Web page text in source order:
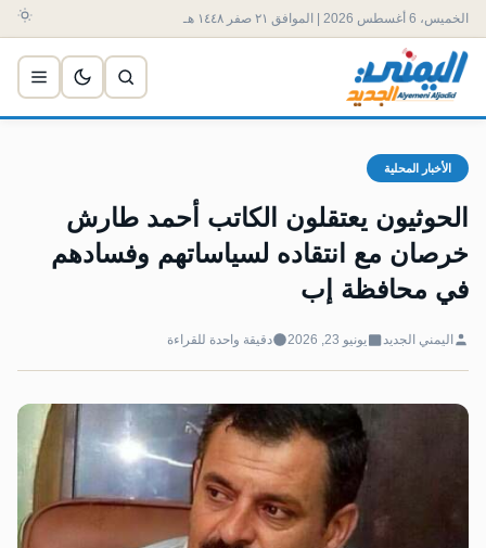
الخميس، 6 أغسطس 2026 | الموافق ٢١ صفر ١٤٤٨ هـ
الأخبار المحلية
الحوثيون يعتقلون الكاتب أحمد طارش
خرصان مع انتقاده لسياساتهم وفسادهم
في محافظة إب
اليمني الجديد يونيو 23, 2026 دقيقة واحدة للقراءة